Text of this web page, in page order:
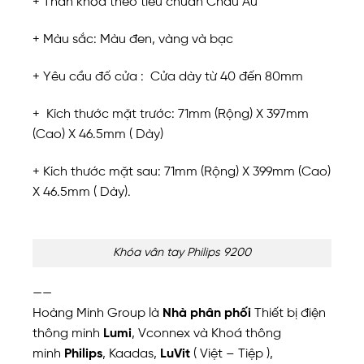
+ Màu sắc: Màu đen, vàng và bạc
+ Yêu cầu đố cửa : Cửa dày từ 40 đến 80mm
+ Kích thước mặt trước: 71mm (Rộng) X 397mm
(Cao) X 46.5mm ( Dày)
+ Kích thước mặt sau: 71mm (Rộng) X 399mm (Cao)
X 46.5mm ( Dày).
Khóa vân tay Philips 9200
——
Hoàng Minh Group là Nhà phân phối Thiết bị điện
thông minh Lumi, Vconnex và Khoá thông
minh Philips, Kaadas, LuVit ( Việt – Tiệp ),